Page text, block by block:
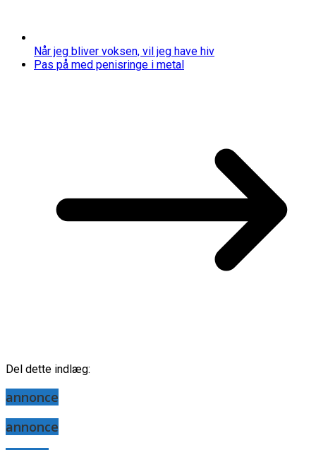
Når jeg bliver voksen, vil jeg have hiv
Pas på med penisringe i metal
Del dette indlæg:
annonce
annonce